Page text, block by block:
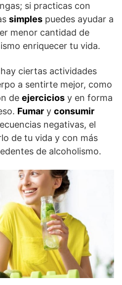
si practicas con
simples puedes ayudar a
menor cantidad de
enriquecer tu vida.
ciertas actividades
a sentirte mejor, como
de ejercicios y en forma
Fumar y consumir
negativas, el
de tu vida y con más
de alcoholismo.